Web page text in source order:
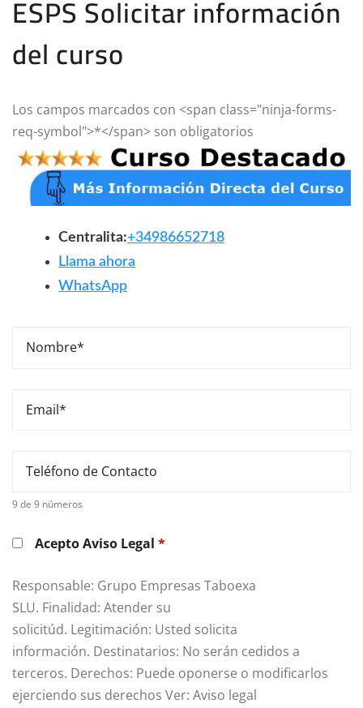
ESPS Solicitar información
del curso
Los campos marcados con <span class="ninja-forms-
req-symbol">*</span> son obligatorios
Centralita:+34986652718
Llama ahora
WhatsApp
9 de 9 números
Acepto Aviso Legal*
Responsable: Grupo Empresas Taboexa
SLU. Finalidad: Atender su
solicitúd. Legitimación: Usted solicita
información. Destinatarios: No serán cedidos a
terceros. Derechos: Puede oponerse o modificarlos
ejerciendo sus derechos Ver: Aviso legal